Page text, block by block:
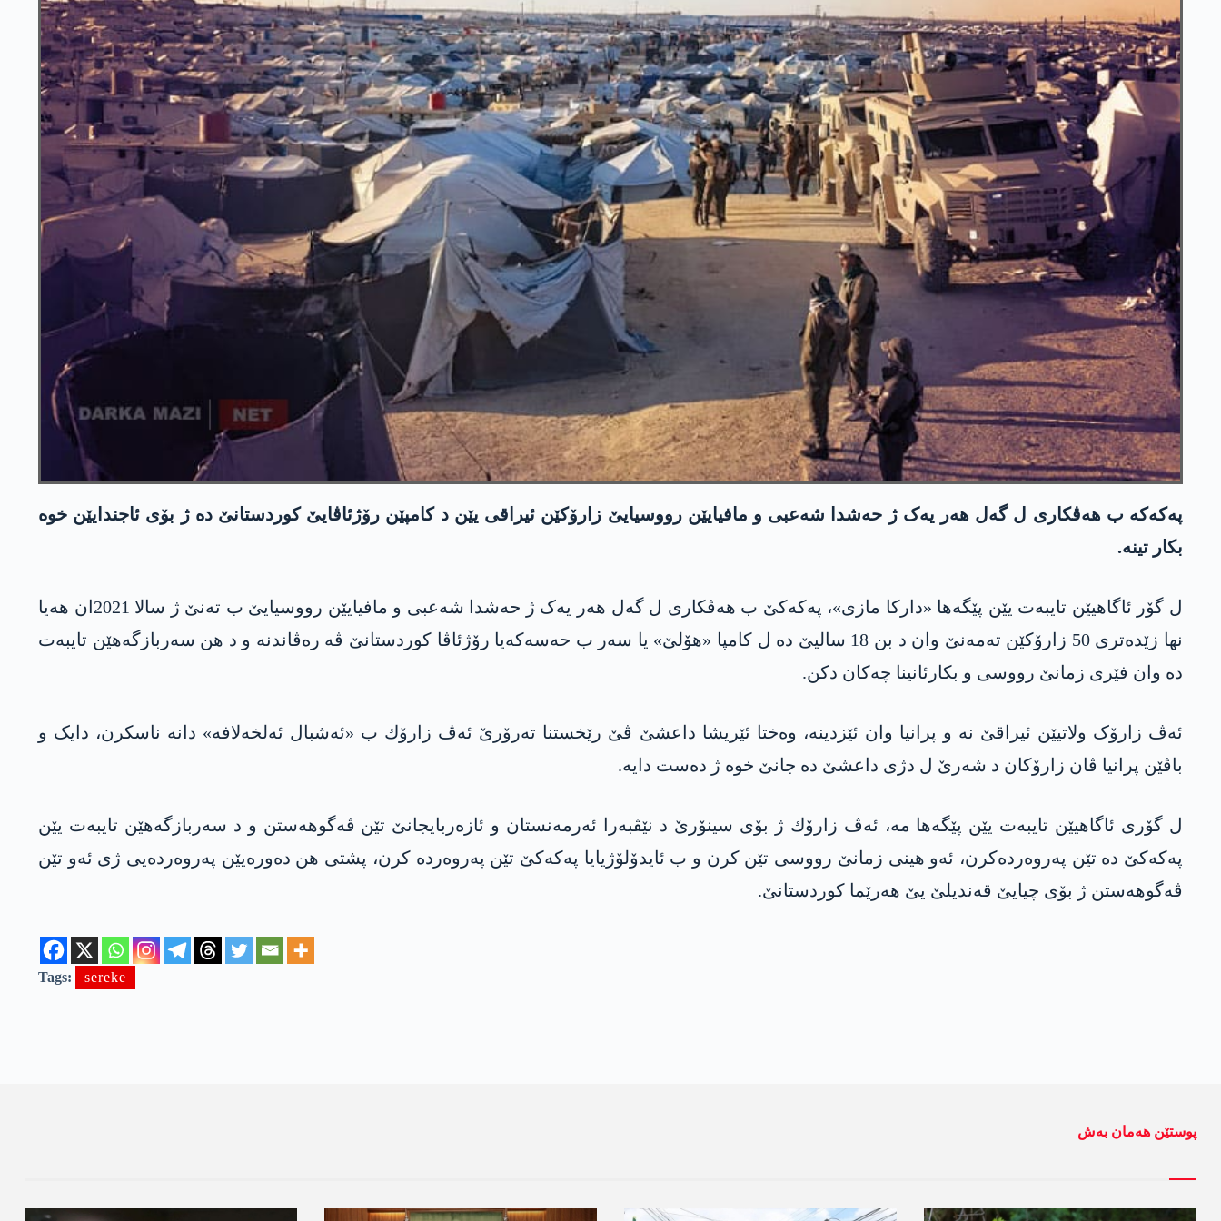
پەکەکە ب هەڤکاری ل گەل هەر یەک ژ حەشدا شەعبی و مافیایێن رووسیایێ زارۆکێن ئیراقی یێن د کامپێن رۆژئاڤایێ کوردستانێ دە ژ بۆی ئاجندایێن خوە
بکار تینە.
ل گۆر ئاگاهیێن تایبەت یێن پێگەها «دارکا مازی»، پەکەکێ ب هەڤکاری ل گەل هەر یەک ژ حەشدا شەعبی و مافیایێن رووسیایێ ب تەنێ ژ سالا 2021ان هەیا
نها زێدەتری 50 زارۆکێن تەمەنێ وان د بن 18 سالیێ دە ل کامپا «هۆلێ» یا سەر ب حەسەکەیا رۆژئاڤا کوردستانێ ڤه‌ رەڤاندنە و د هن سەربازگەهێن تایبەت
دە وان فێری زمانێ رووسی و بکارئانینا چەکان دکن.
ئەڤ زارۆک ولاتیێن ئیراقێ نە و پرانیا وان ئێزدینە، وه‌ختا ئێریشا داعشێ ڤێ رێخستنا ته‌رۆرێ ئه‌ڤ زارۆك ب «ئەشبال ئەلخەلافە» دانه‌ ناسکرن، دایک و
باڤێن پرانیا ڤان زارۆکان د شەرێ ل دژی داعشێ دە جانێ خوە ژ دەست دایە.
ل گۆری ئاگاهیێن تایبەت یێن پێگه‌ها مه‌، ئەڤ زارۆك ژ بۆی سینۆرێ د نێڤبەرا ئه‌رمه‌نستان و ئازەربایجانێ تێن ڤەگوهه‌ستن و د سەربازگەهێن تایبەت یێن
پەکەکێ دە تێن پەروەردەکرن، ئەو هینی زمانێ رووسی تێن کرن و ب ئایدۆلۆژیایا پەکەکێ تێن پەروەردە کرن، پشتی هن دەورەیێن پەروەردەیی ژی ئەو تێن
ڤەگوهەستن ژ بۆی چیایێ قەندیلێ یێ هەرێما کوردستانێ.
Tags: sereke
پوستێن ھەمان بەش